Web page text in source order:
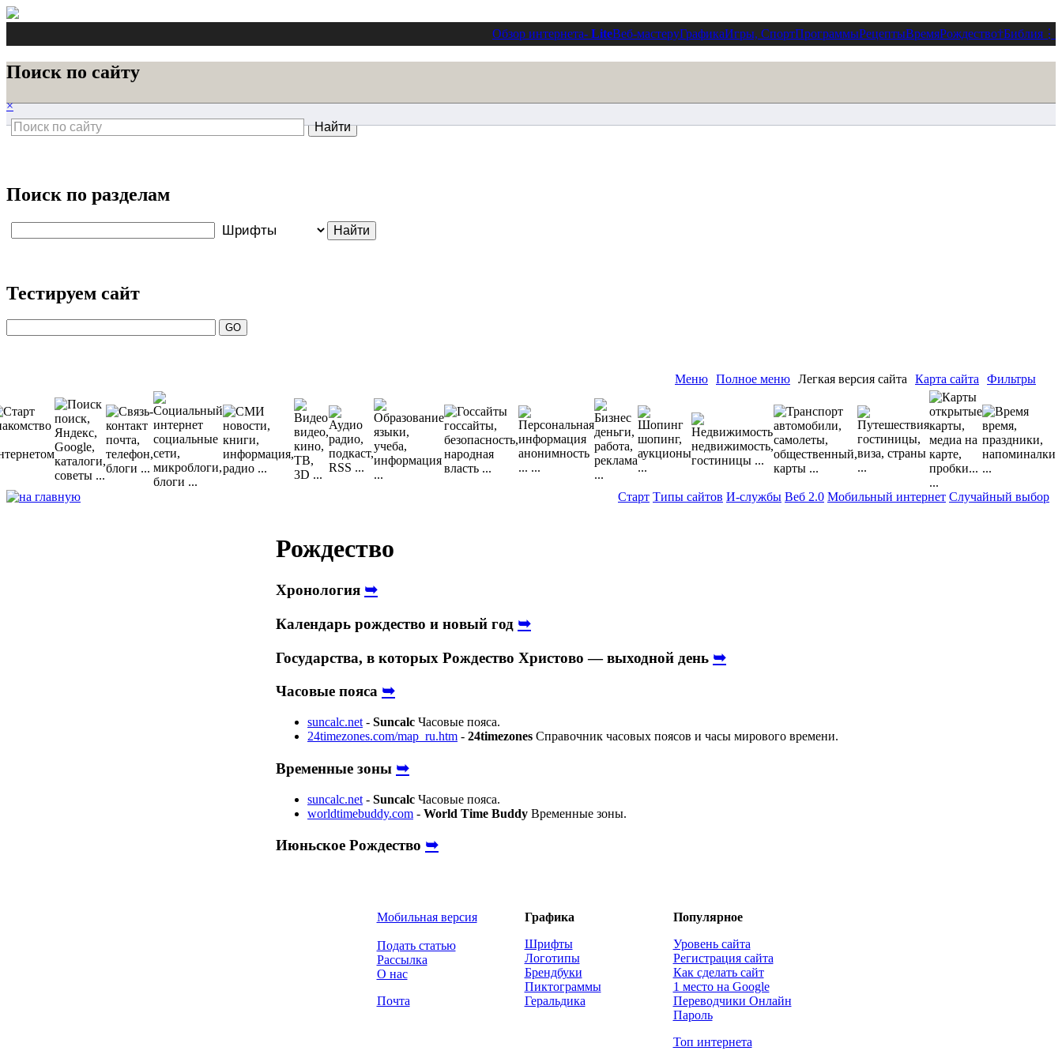
Обзор интернета- LiteВеб-мастеруГрафикаИгры, СпортПрограммыРецептыВремяРождество†Библия ⋮
Поиск по сайту
×
Поиск по разделам
Тестируем сайт
Меню Полное меню Легкая версия сайта Карта сайта Фильтры
Старт Типы сайтов И-службы Веб 2.0 Мобильный интернет Случайный выбор
Рождество
Хронология ➥
Календарь рождество и новый год ➥
Государства, в которых Рождество Христово — выходной день ➥
Часовые пояса ➥
suncalc.net - Suncalc Часовые пояса.
24timezones.com/map_ru.htm - 24timezones Справочник часовых поясов и часы мирового времени.
Временные зоны ➥
suncalc.net - Suncalc Часовые пояса.
worldtimebuddy.com - World Time Buddy Временные зоны.
Июньское Рождество ➥
Мобильная версия
Подать статью
Рассылка
О нас
Почта
Графика
Шрифты
Логотипы
Брендбуки
Пиктограммы
Геральдика
Популярное
Уровень сайта
Регистрация сайта
Как сделать сайт
1 место на Google
Переводчики Онлайн
Пароль
Топ интернета